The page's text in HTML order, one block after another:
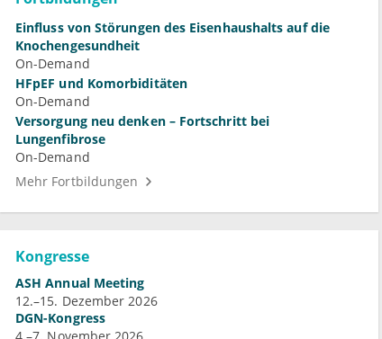
Einfluss von Störungen des Eisenhaushalts auf die
Knochengesundheit
On-Demand
HFpEF und Komorbiditäten
On-Demand
Versorgung neu denken – Fortschritt bei
Lungenfibrose
On-Demand
Mehr Fortbildungen
Kongresse
ASH Annual Meeting
12.–15. Dezember 2026
DGN-Kongress